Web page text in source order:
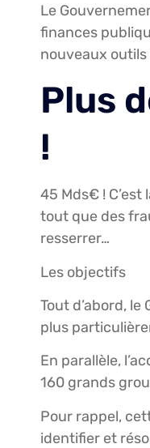
Le
finances
nouveaux
Plus
!
45 Mds€ !
tout que des
resserrer…
Les objectifs
Tout d’abord,
plus
En parallèle,
160 grands
Pour rappel,
identifier et